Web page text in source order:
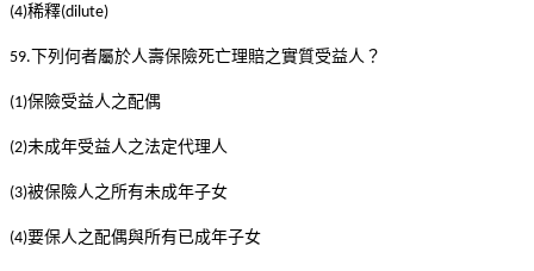
(4)稀釋(dilute)
59. 下列何者屬於人壽保險死亡理賠之實質受益人？
(1)保險受益人之配偶
(2)未成年受益人之法定代理人
(3)被保險人之所有未成年子女
(4)要保人之配偶與所有已成年子女